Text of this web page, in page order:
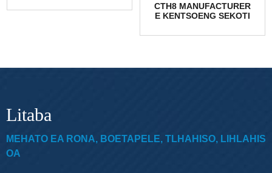
CTH8 MANUFACTURER
E KENTSOENG SEKOTI
LEROLE...
Litaba
MEHATO EA RONA, BOETAPELE, TLHAHISO, LIHLAHIS
OA